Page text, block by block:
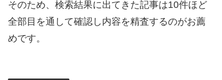
そのため、検索結果に出てきた記事は10件ほど
全部目を通して確認し内容を精査するのがお薦
めです。